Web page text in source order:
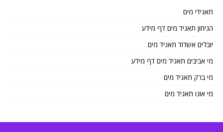
תאגידי מים
הגיחון תאגיד מים דף מידע
יובלים אשדוד תאגיד מים
מי אביבים תאגיד מים דף מידע
מי ברק תאגיד מים
מי אונו תאגיד מים